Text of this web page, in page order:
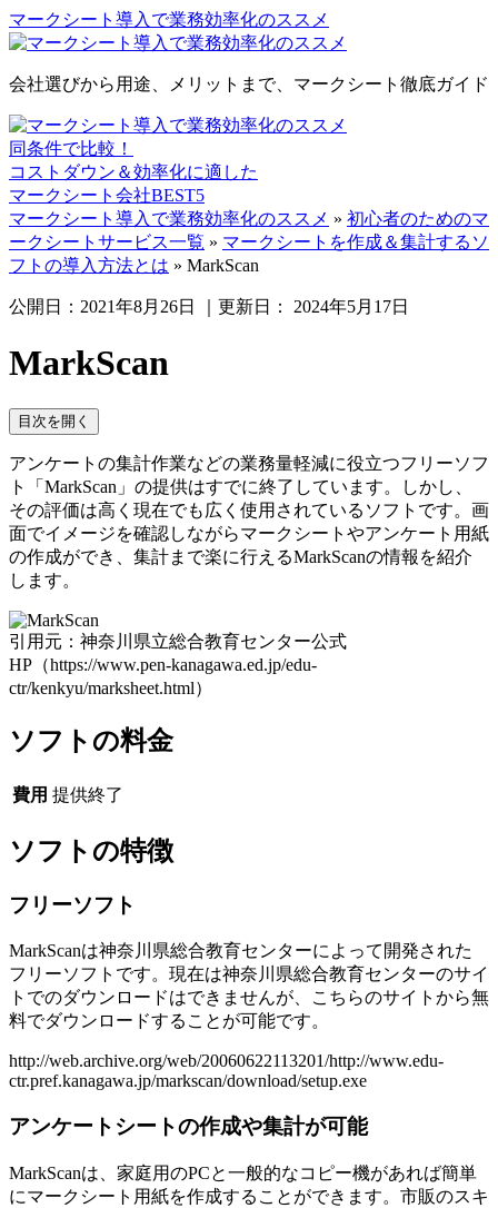
マークシート導入で業務効率化のススメ
会社選びから用途、メリットまで、マークシート徹底ガイド
同条件で比較！
コストダウン＆効率化に適した
マークシート会社BEST5
マークシート導入で業務効率化のススメ » 初心者のためのマ
ークシートサービス一覧 » マークシートを作成＆集計するソ
フトの導入方法とは » MarkScan
公開日： 2021年8月26日 ｜更新日： 2024年5月17日
MarkScan
目次を開く
アンケートの集計作業などの業務量軽減に役立つフリーソフ
ト「MarkScan」の提供はすでに終了しています。しかし、
その評価は高く現在でも広く使用されているソフトです。画
面でイメージを確認しながらマークシートやアンケート用紙
の作成ができ、集計まで楽に行えるMarkScanの情報を紹介
します。
引用元：神奈川県立総合教育センター公式
HP（https://www.pen-kanagawa.ed.jp/edu-
ctr/kenkyu/marksheet.html）
ソフトの料金
費用 提供終了
ソフトの特徴
フリーソフト
MarkScanは神奈川県総合教育センターによって開発された
フリーソフトです。現在は神奈川県総合教育センターのサイ
トでのダウンロードはできませんが、こちらのサイトから無
料でダウンロードすることが可能です。
http://web.archive.org/web/20060622113201/http://www.edu-
ctr.pref.kanagawa.jp/markscan/download/setup.exe
アンケートシートの作成や集計が可能
MarkScanは、家庭用のPCと一般的なコピー機があれば簡単
にマークシート用紙を作成することができます。市販のスキ